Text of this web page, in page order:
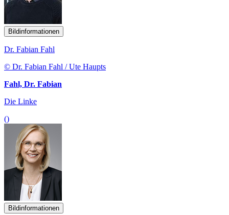
Bildinformationen
Dr. Fabian Fahl
© Dr. Fabian Fahl / Ute Haupts
Fahl, Dr. Fabian
Die Linke
()
Bildinformationen